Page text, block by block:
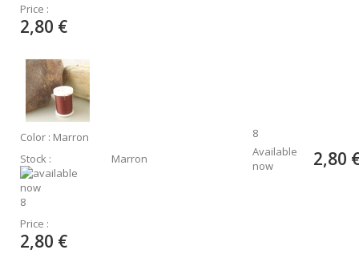
Price :
2,80 €
Color : Marron
Stock :
8
Price :
2,80 €
Marron
8
Available
now
2,80